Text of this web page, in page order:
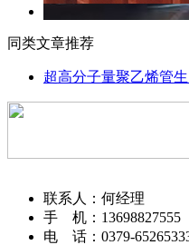
同类文章推荐
超高分子量聚乙烯管
联系人：何经理
手 机：13698827555
电 话：0379-